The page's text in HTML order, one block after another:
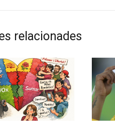
relacionades